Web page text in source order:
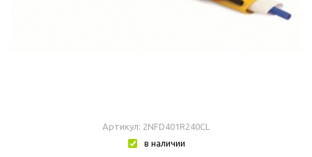
Артикул: 2NFD401R240CL
в наличии